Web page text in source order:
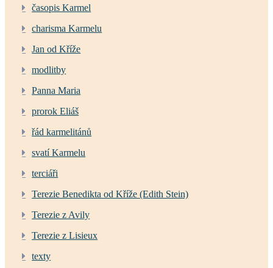
časopis Karmel
charisma Karmelu
Jan od Kříže
modlitby
Panna Maria
prorok Eliáš
řád karmelitánů
svatí Karmelu
terciáři
Terezie Benedikta od Kříže (Edith Stein)
Terezie z Avily
Terezie z Lisieux
texty